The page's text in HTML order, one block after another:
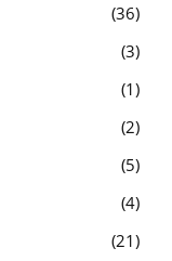
36
3
1
2
5
4
21